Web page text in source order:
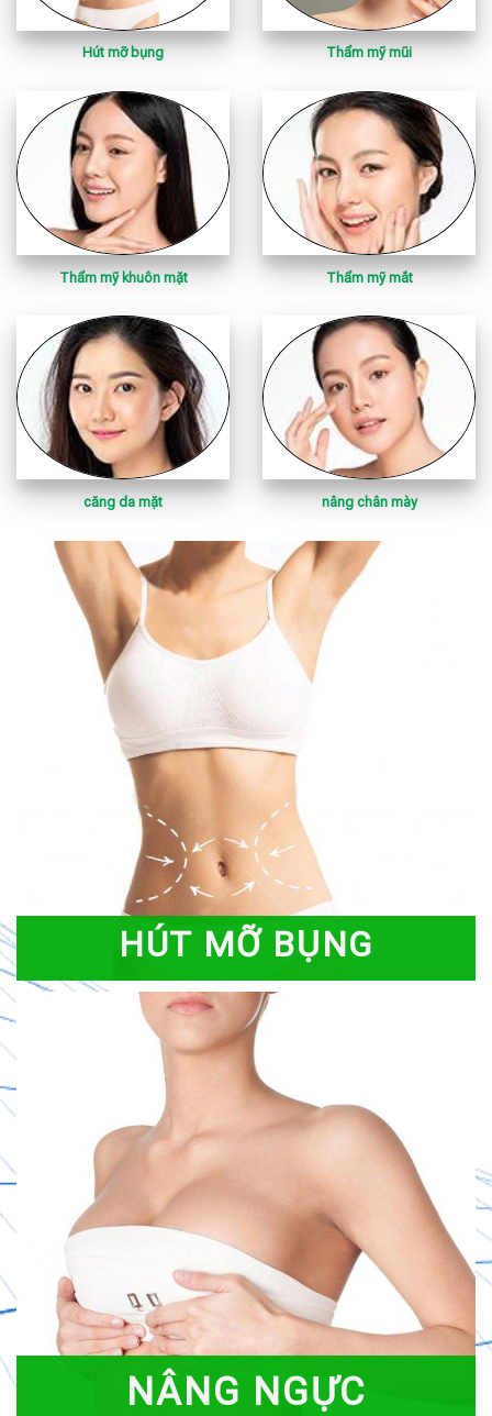
Hút mỡ bụng Thẩm mỹ mũi
Thẩm mỹ khuôn mặt Thẩm mỹ mắt
căng da mặt nâng chân mày
HÚT MỠ BỤNG
NÂNG NGỰC